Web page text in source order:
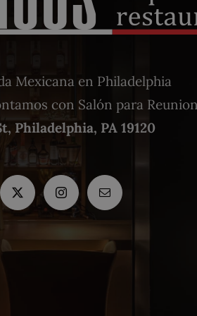
Mexicana en Philadelphia
con Salón para
Philadelphia, PA 19120